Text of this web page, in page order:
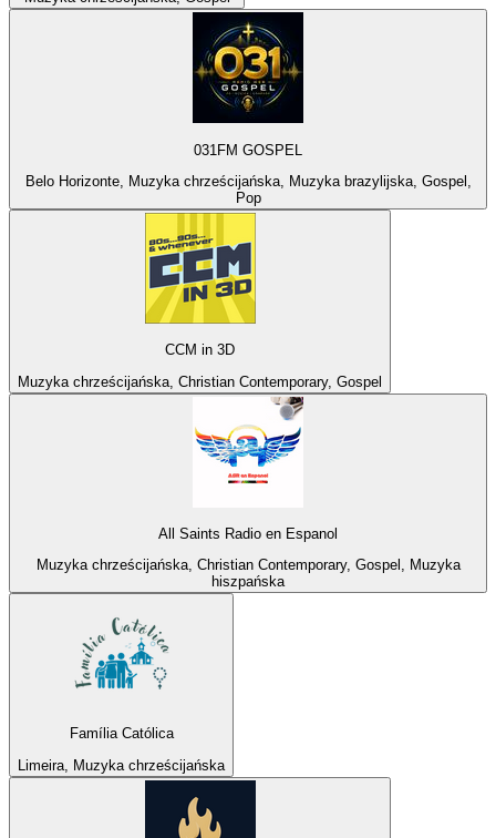
031FM GOSPEL
Belo Horizonte, Muzyka chrześcijańska, Muzyka brazylijska, Gospel,
Pop
CCM in 3D
Muzyka chrześcijańska, Christian Contemporary, Gospel
All Saints Radio en Espanol
Muzyka chrześcijańska, Christian Contemporary, Gospel, Muzyka
hiszpańska
Família Católica
Limeira, Muzyka chrześcijańska